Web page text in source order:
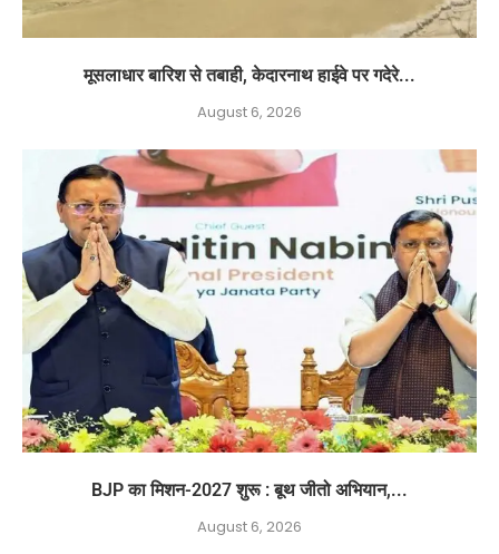
मूसलाधार बारिश से तबाही, केदारनाथ हाईवे पर गदेरे...
August 6, 2026
BJP का मिशन-2027 शुरू : बूथ जीतो अभियान,...
August 6, 2026